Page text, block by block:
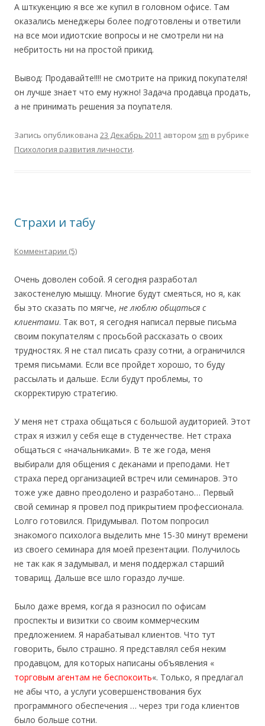
А шткукенцию я все же купил в головном офисе. Там
оказались менеджеры более подготовлены и ответили
на все мои идиотские вопросы и не смотрели ни на
небритость ни на простой прикид.
Вывод: Продавайте!!!! не смотрите на прикид покупателя!
он лучше знает что ему нужно! Задача продавца продать,
а не принимать решения за поупателя.
Запись опубликована 23 Декабрь 2011 автором sm в рубрике
Психология развития личности.
Страхи и табу
Комментарии (5)
Очень доволен собой. Я сегодня разработал
закостенелую мышцу. Многие будут смеяться, но я, как
бы это сказать по мягче, не люблю общаться с
клиентами. Так вот, я сегодня написал первые письма
своим покупателям с просьбой рассказать о своих
трудностях. Я не стал писать сразу сотни, а ограничился
тремя письмами. Если все пройдет хорошо, то буду
рассылать и дальше. Если будут проблемы, то
скорректирую стратегию.
У меня нет страха общаться с большой аудиторией. Этот
страх я изжил у себя еще в студенчестве. Нет страха
общаться с «начальниками». В те же года, меня
выбирали для общения с деканами и преподами. Нет
страха перед организацией встреч или семинаров. Это
тоже уже давно преодолено и разработано… Первый
свой семинар я провел под прикрытием профессионала.
Lолго готовился. Придумывал. Потом попросил
знакомого психолога выделить мне 15-30 минут времени
из своего семинара для моей презентации. Получилось
не так как я задумывал, и меня поддержал старший
товарищ. Дальше все шло гораздо лучше.
Было даже время, когда я разносил по офисам
проспекты и визитки со своим коммерческим
предложением. Я нарабатывал клиентов. Что тут
говорить, было страшно. Я представлял себя неким
продавцом, для которых написаны объявления «
торговым агентам не беспокоить«. Только, я предлагал
не абы что, а услуги усовершенствования бух
программного обеспечения … через три года клиентов
было больше сотни.